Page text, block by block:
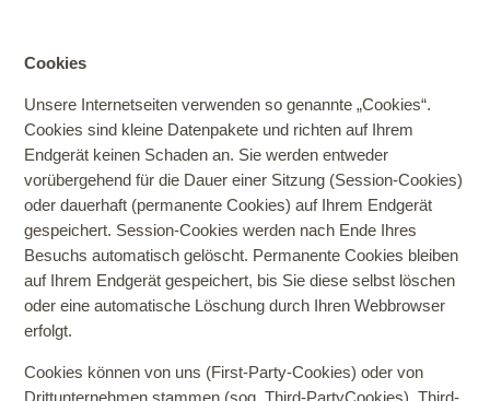
Cookies
Unsere Internetseiten verwenden so genannte „Cookies“.
Cookies sind kleine Datenpakete und richten auf Ihrem
Endgerät keinen Schaden an. Sie werden entweder
vorübergehend für die Dauer einer Sitzung (Session-Cookies)
oder dauerhaft (permanente Cookies) auf Ihrem Endgerät
gespeichert. Session-Cookies werden nach Ende Ihres
Besuchs automatisch gelöscht. Permanente Cookies bleiben
auf Ihrem Endgerät gespeichert, bis Sie diese selbst löschen
oder eine automatische Löschung durch Ihren Webbrowser
erfolgt.
Cookies können von uns (First-Party-Cookies) oder von
Drittunternehmen stammen (sog. Third-PartyCookies). Third-